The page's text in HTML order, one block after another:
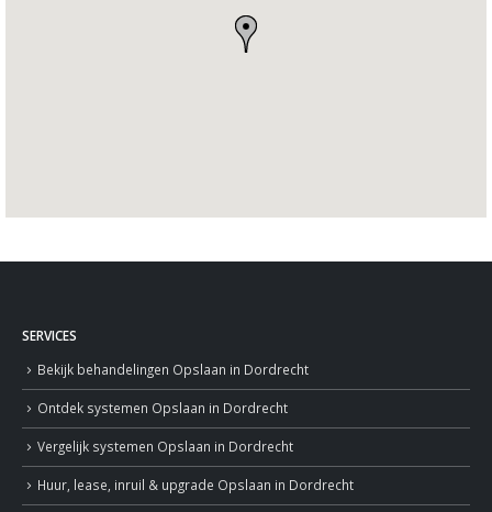
SERVICES
Bekijk behandelingen Opslaan in Dordrecht
Ontdek systemen Opslaan in Dordrecht
Vergelijk systemen Opslaan in Dordrecht
Huur, lease, inruil & upgrade Opslaan in Dordrecht